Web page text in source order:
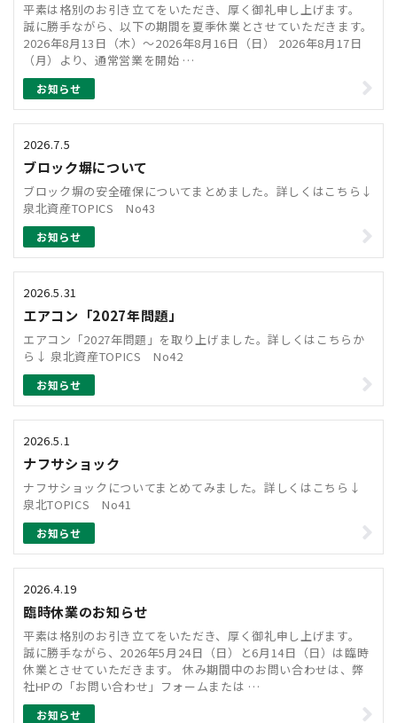
平素は格別のお引き立てをいただき、厚く御礼申し上げます。
誠に勝手ながら、以下の期間を夏季休業とさせていただきます。
2026年8月13日（木）～2026年8月16日（日） 2026年8月17日
（月）より、通常営業を開始 …
お知らせ
2026.7.5
ブロック塀について
ブロック塀の安全確保についてまとめました。詳しくはこちら↓
泉北資産TOPICS No43
お知らせ
2026.5.31
エアコン「2027年問題」
エアコン「2027年問題」を取り上げました。詳しくはこちらか
ら↓ 泉北資産TOPICS No42
お知らせ
2026.5.1
ナフサショック
ナフサショックについてまとめてみました。詳しくはこちら↓
泉北TOPICS No41
お知らせ
2026.4.19
臨時休業のお知らせ
平素は格別のお引き立てをいただき、厚く御礼申し上げます。
誠に勝手ながら、2026年5月24日（日）と6月14日（日）は臨時
休業とさせていただきます。 休み期間中のお問い合わせは、弊
社HPの「お問い合わせ」フォームまたは …
お知らせ